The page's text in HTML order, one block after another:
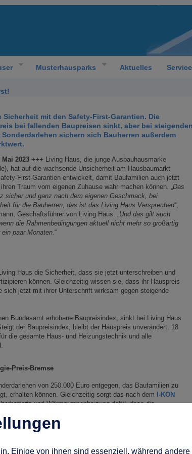
Musterhausparks Aktuelles Service
mit den Safety-First-Garantien. Die
bei fallenden Baupreisen sinkt, aber bei steigenden
sichern sich Bauherren außerdem
2023 +++ Living Haus, die junge Ausbauhausmarke
hat auf die wachsende Unsicherheit am Hausbaumarkt
First-Garantien entwickelt, damit Baufamilien auch jetzt
Traum vom eigenen Zuhause wahr machen können. „Das
sicher und ganz nach dem eigenen Geschmack, bei
für die Bauherren, das ist das Living Haus Versprechen“,
Geschäftsführer von Living Haus. „Und das gilt auch
die Rahmenbedingungen aktuell nicht mehr so großartig
paar Monaten.“
Haus die Sicherheit, dass sie jetzt unterschreiben und
können. Gleichzeitig wissen sie, dass ihr Hauspreis
jetzt mit ihrer Unterschrift wirksam gegen steigende
Bundesamt erhobene Baupreisindex, sinkt bei Living Haus
der Baupreisindex, bleibt der Hauspreis unverändert. 18
die gesamte Haus- und Heizungstechnik und alle
Preis-Bremse
von 250.000 Euro entgegen, das Baufamilien zu
erhalten können. Gleichzeitig sorgt das nach dem I-KON
und Wärmpumpenheizung dafür, dass die
sparen Living Haus Baufamilien so bares Geld.
Einige von ihnen sind essenziell, während